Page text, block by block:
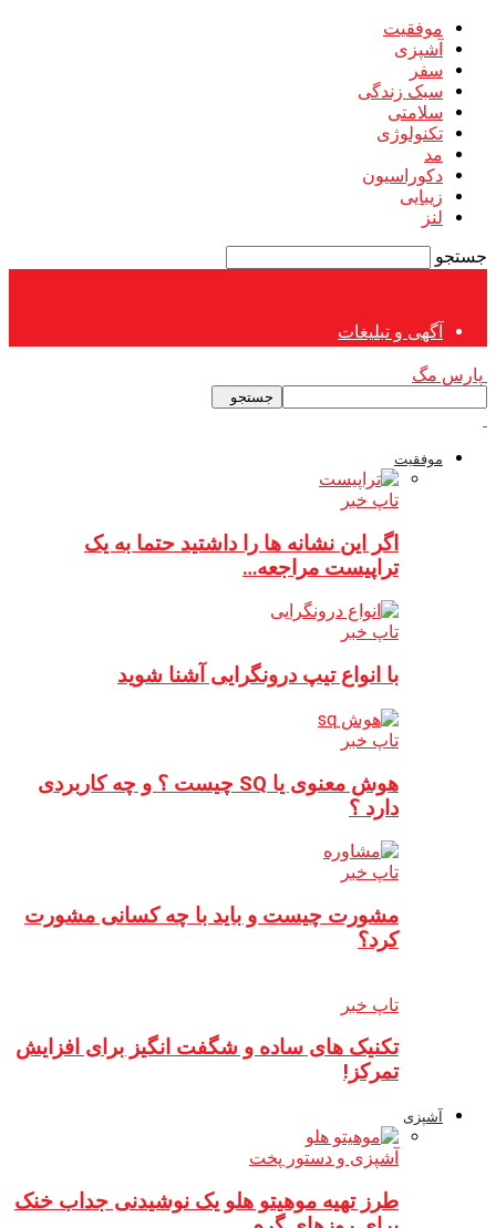
موفقیت
آشپزی
سفر
سبک زندگی
سلامتی
تکنولوژی
مد
دکوراسیون
زیبایی
لنز
جستجو
آگهی و تبلیغات
پارس مگ
موفقیت
تاپ خبر
اگر این نشانه ها را داشتید حتما به یک
تراپیست مراجعه…
تاپ خبر
با انواع تیپ درونگرایی آشنا شوید
تاپ خبر
هوش معنوی یا SQ چیست ؟ و چه کاربردی
دارد ؟
تاپ خبر
مشورت چیست و باید با چه کسانی مشورت
کرد؟
تاپ خبر
تکنیک های ساده و شگفت انگیز برای افزایش
تمرکز!
آشپزی
آشپزی و دستور پخت
طرز تهیه موهیتو هلو یک نوشیدنی جداب خنک